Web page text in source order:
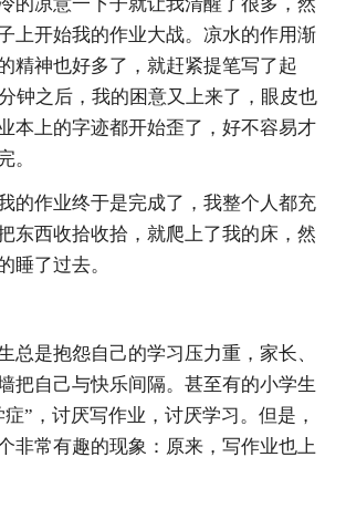
上开始我的作业大战。凉水的作用渐
精神也好多了，就赶紧提笔写了起
钟之后，我的困意又上来了，眼皮也
本上的字迹都开始歪了，好不容易才
。
的作业终于是完成了，我整个人都充
东西收拾收拾，就爬上了我的床，然
睡了过去。
总是抱怨自己的学习压力重，家长、
把自己与快乐间隔。甚至有的小学生
”，讨厌写作业，讨厌学习。但是，
非常有趣的现象：原来，写作业也上